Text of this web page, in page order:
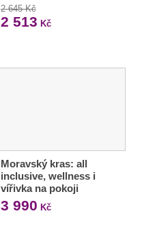
2 645 Kč
2 513 Kč
Moravský kras: all
inclusive, wellness i
vířivka na pokoji
3 990 Kč